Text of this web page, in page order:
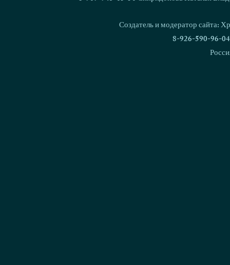
"Золотой
Создатель и модератор сайта:
8-926-590-96-